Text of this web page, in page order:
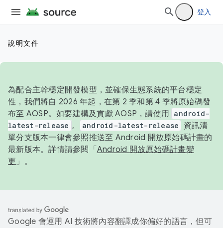
登入
說明文件
為配合主幹穩定開發模型，並確保生態系統的平台穩定
性，我們將自 2026 年起，在第 2 季和第 4 季將原始碼發
布至 AOSP。如要建構及貢獻 AOSP，請使用 android-
latest-release 。 android-latest-release
資訊清
單分支版本一律會參照推送至 Android 開放原始碼計畫的
最新版本。詳情請參閱「 Android 開放原始碼計畫變
更 」。
Google 會運用 AI 技術將內容翻譯成你偏好的語言，但可